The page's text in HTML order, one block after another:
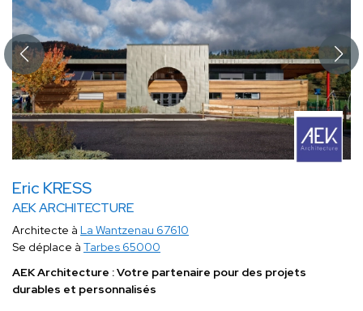
Eric KRESS
AEK ARCHITECTURE
Architecte à La Wantzenau 67610
Se déplace à Tarbes 65000
AEK Architecture : Votre partenaire pour des projets
durables et personnalisés